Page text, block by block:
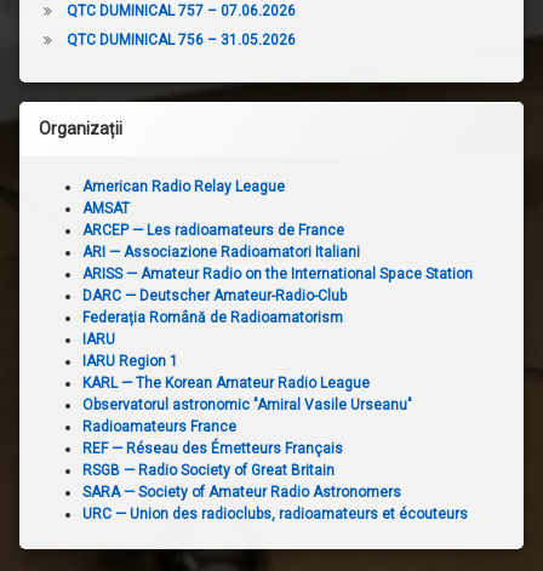
QTC DUMINICAL 757 – 07.06.2026
QTC DUMINICAL 756 – 31.05.2026
Organizații
American Radio Relay League
AMSAT
ARCEP — Les radioamateurs de France
ARI — Associazione Radioamatori Italiani
ARISS — Amateur Radio on the International Space Station
DARC — Deutscher Amateur-Radio-Club
Federația Română de Radioamatorism
IARU
IARU Region 1
KARL — The Korean Amateur Radio League
Observatorul astronomic "Amiral Vasile Urseanu"
Radioamateurs France
REF — Réseau des Émetteurs Français
RSGB — Radio Society of Great Britain
SARA — Society of Amateur Radio Astronomers
URC — Union des radioclubs, radioamateurs et écouteurs